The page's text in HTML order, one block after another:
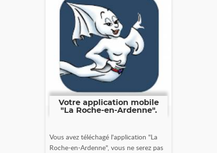
Votre application mobile
"La Roche-en-Ardenne".
Vous avez téléchagé l'application "La
Roche-en-Ardenne", vous ne serez pas